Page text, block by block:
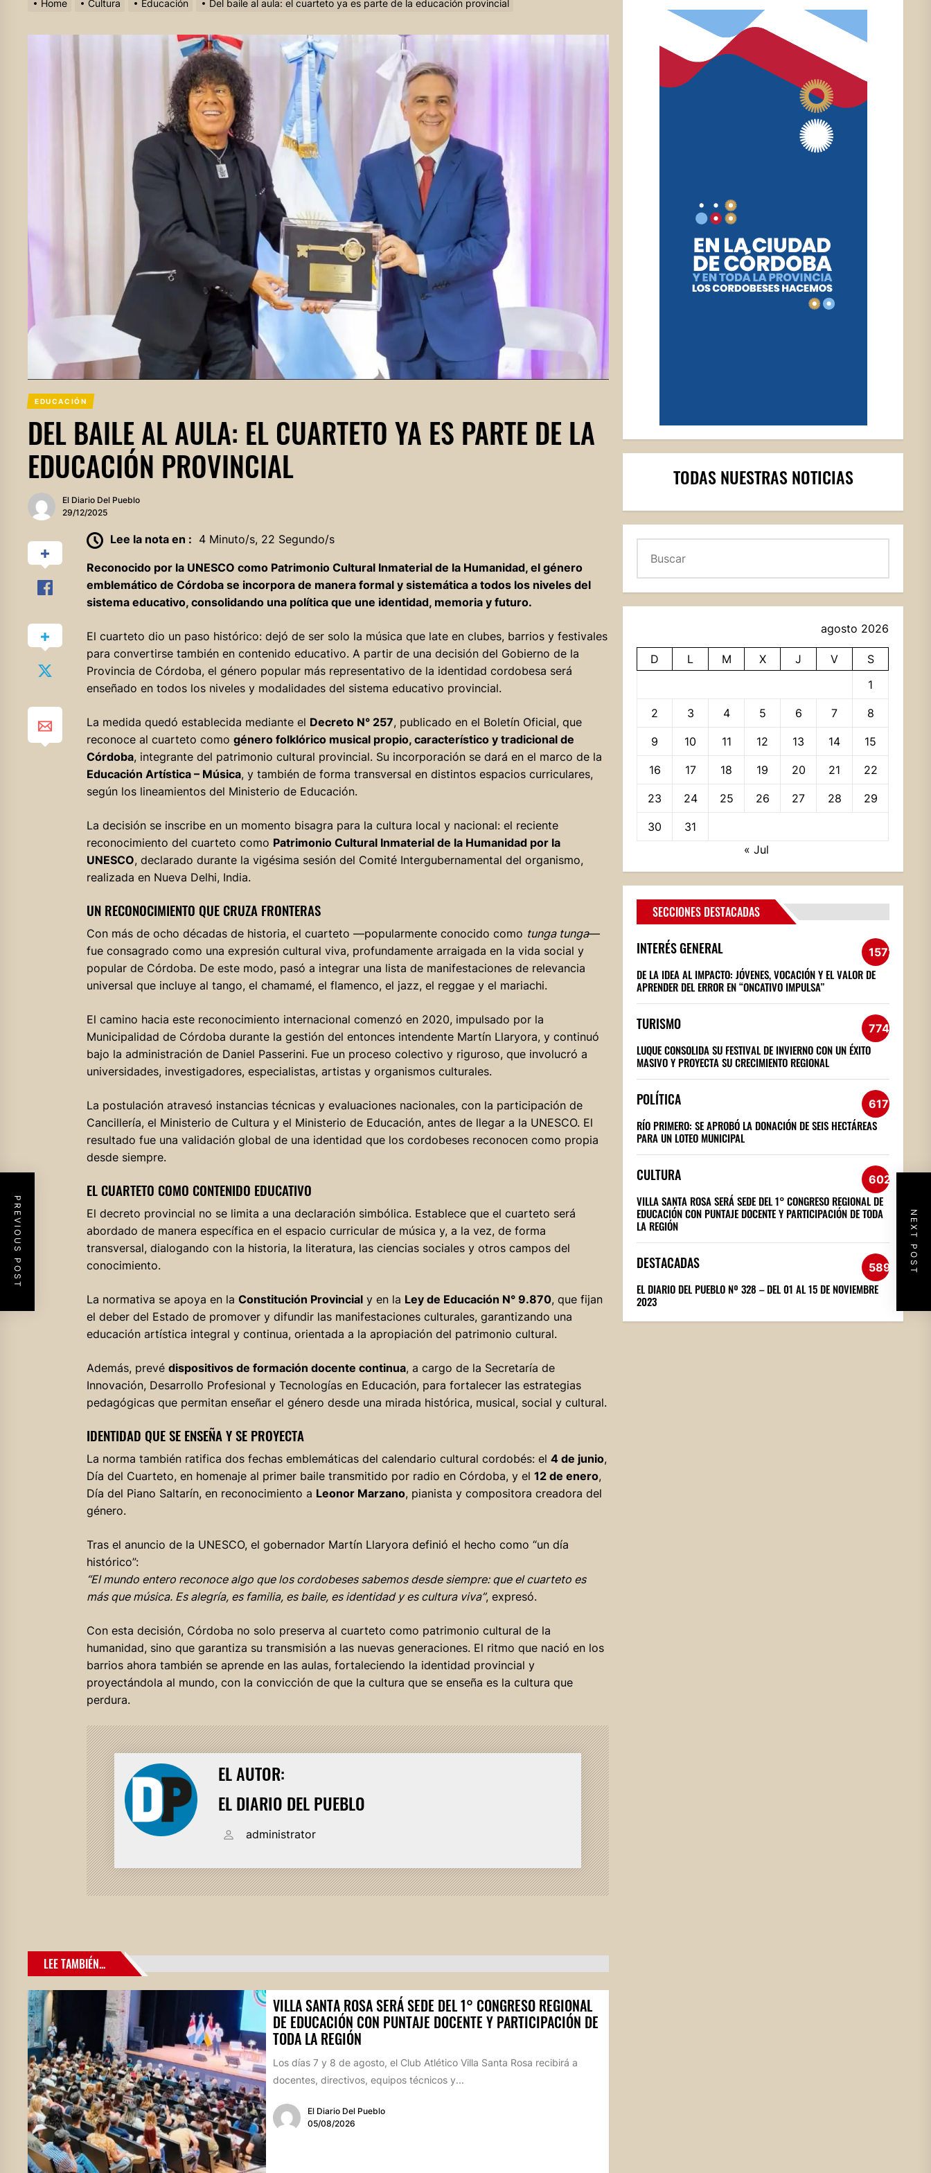
Home Cultura Educación Del baile al aula: el cuarteto ya es parte de la educación provincial
EDUCACIÓN
DEL BAILE AL AULA: EL CUARTETO YA ES PARTE DE LA
EDUCACIÓN PROVINCIAL
El Diario Del Pueblo
29/12/2025
Lee la nota en : 4 Minuto/s, 22 Segundo/s
Reconocido por la UNESCO como Patrimonio Cultural Inmaterial de la Humanidad, el género
emblemático de Córdoba se incorpora de manera formal y sistemática a todos los niveles del
sistema educativo, consolidando una política que une identidad, memoria y futuro.
El cuarteto dio un paso histórico: dejó de ser solo la música que late en clubes, barrios y festivales
para convertirse también en contenido educativo. A partir de una decisión del Gobierno de la
Provincia de Córdoba, el género popular más representativo de la identidad cordobesa será
enseñado en todos los niveles y modalidades del sistema educativo provincial.
La medida quedó establecida mediante el Decreto N° 257, publicado en el Boletín Oficial, que
reconoce al cuarteto como género folklórico musical propio, característico y tradicional de
Córdoba, integrante del patrimonio cultural provincial. Su incorporación se dará en el marco de la
Educación Artística – Música, y también de forma transversal en distintos espacios curriculares,
según los lineamientos del Ministerio de Educación.
La decisión se inscribe en un momento bisagra para la cultura local y nacional: el reciente
reconocimiento del cuarteto como Patrimonio Cultural Inmaterial de la Humanidad por la
UNESCO, declarado durante la vigésima sesión del Comité Intergubernamental del organismo,
realizada en Nueva Delhi, India.
UN RECONOCIMIENTO QUE CRUZA FRONTERAS
Con más de ocho décadas de historia, el cuarteto —popularmente conocido como tunga tunga—
fue consagrado como una expresión cultural viva, profundamente arraigada en la vida social y
popular de Córdoba. De este modo, pasó a integrar una lista de manifestaciones de relevancia
universal que incluye al tango, el chamamé, el flamenco, el jazz, el reggae y el mariachi.
El camino hacia este reconocimiento internacional comenzó en 2020, impulsado por la
Municipalidad de Córdoba durante la gestión del entonces intendente Martín Llaryora, y continuó
bajo la administración de Daniel Passerini. Fue un proceso colectivo y riguroso, que involucró a
universidades, investigadores, especialistas, artistas y organismos culturales.
La postulación atravesó instancias técnicas y evaluaciones nacionales, con la participación de
Cancillería, el Ministerio de Cultura y el Ministerio de Educación, antes de llegar a la UNESCO. El
resultado fue una validación global de una identidad que los cordobeses reconocen como propia
desde siempre.
EL CUARTETO COMO CONTENIDO EDUCATIVO
El decreto provincial no se limita a una declaración simbólica. Establece que el cuarteto será
abordado de manera específica en el espacio curricular de música y, a la vez, de forma
transversal, dialogando con la historia, la literatura, las ciencias sociales y otros campos del
conocimiento.
La normativa se apoya en la Constitución Provincialy en la Ley de Educación N° 9.870, que fijan
el deber del Estado de promover y difundir las manifestaciones culturales, garantizando una
educación artística integral y continua, orientada a la apropiación del patrimonio cultural.
Además, prevé dispositivos de formación docente continua, a cargo de la Secretaría de
Innovación, Desarrollo Profesional y Tecnologías en Educación, para fortalecer las estrategias
pedagógicas que permitan enseñar el género desde una mirada histórica, musical, social y cultural.
IDENTIDAD QUE SE ENSEÑA Y SE PROYECTA
La norma también ratifica dos fechas emblemáticas del calendario cultural cordobés: el 4 de junio,
Día del Cuarteto, en homenaje al primer baile transmitido por radio en Córdoba, y el 12 de enero,
Día del Piano Saltarín, en reconocimiento a Leonor Marzano, pianista y compositora creadora del
género.
Tras el anuncio de la UNESCO, el gobernador Martín Llaryora definió el hecho como “un día
histórico”:
“El mundo entero reconoce algo que los cordobeses sabemos desde siempre: que el cuarteto es
más que música. Es alegría, es familia, es baile, es identidad y es cultura viva”, expresó.
Con esta decisión, Córdoba no solo preserva al cuarteto como patrimonio cultural de la
humanidad, sino que garantiza su transmisión a las nuevas generaciones. El ritmo que nació en los
barrios ahora también se aprende en las aulas, fortaleciendo la identidad provincial y
proyectándola al mundo, con la convicción de que la cultura que se enseña es la cultura que
perdura.
EL AUTOR:
EL DIARIO DEL PUEBLO
administrator
PREVIOUS POST NEXT POST
LEE TAMBIÉN...
VILLA SANTA ROSA SERÁ SEDE DEL 1° CONGRESO REGIONAL
DE EDUCACIÓN CON PUNTAJE DOCENTE Y PARTICIPACIÓN DE
TODA LA REGIÓN
Los días 7 y 8 de agosto, el Club Atlético Villa Santa Rosa recibirá a
docentes, directivos, equipos técnicos y...
El Diario Del Pueblo
05/08/2026
TODAS NUESTRAS NOTICIAS
agosto 2026
D L M X J V
S
1
2 3 4 5 6 7 8
9 10 11 12 13 14 15
16 17 18 19 20 21 22
23 24 25 26 27 28 29
30
31
« Jul
SECCIONES DESTACADAS
INTERÉS GENERAL 1572
DE LA IDEA AL IMPACTO: JÓVENES, VOCACIÓN Y EL VALOR DE
APRENDER DEL ERROR EN “ONCATIVO IMPULSA”
TURISMO 774
LUQUE CONSOLIDA SU FESTIVAL DE INVIERNO CON UN ÉXITO
MASIVO Y PROYECTA SU CRECIMIENTO REGIONAL
POLÍTICA 617
RÍO PRIMERO: SE APROBÓ LA DONACIÓN DE SEIS HECTÁREAS
PARA UN LOTEO MUNICIPAL
CULTURA 602
VILLA SANTA ROSA SERÁ SEDE DEL 1° CONGRESO REGIONAL DE
EDUCACIÓN CON PUNTAJE DOCENTE Y PARTICIPACIÓN DE TODA
LA REGIÓN
DESTACADAS 589
EL DIARIO DEL PUEBLO Nº 328 – DEL 01 AL 15 DE NOVIEMBRE
2023